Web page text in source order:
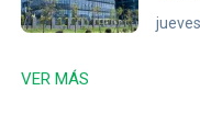
VER MÁS